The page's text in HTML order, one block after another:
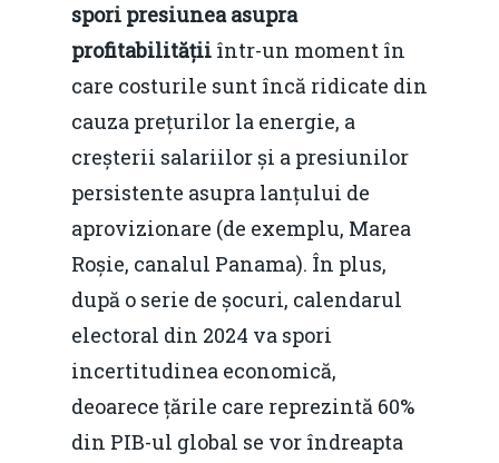
spori presiunea asupra
profitabilității într-un moment în
care costurile sunt încă ridicate din
cauza prețurilor la energie, a
creșterii salariilor și a presiunilor
persistente asupra lanțului de
aprovizionare (de exemplu, Marea
Roșie, canalul Panama). În plus,
după o serie de șocuri, calendarul
electoral din 2024 va spori
incertitudinea economică,
deoarece țările care reprezintă 60%
din PIB-ul global se vor îndreapta